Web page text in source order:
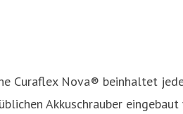
Curaflex Nova® beinhaltet
Akkuschrauber